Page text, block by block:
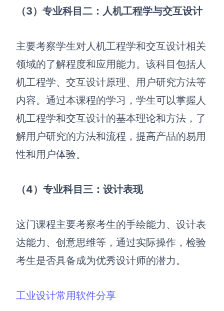
AI生成用户画像
AI生成波士顿矩阵
AI生成波特五力模型
AI生成4P营销理论模型
AI生成竞品分析
AI生成安索夫矩阵
AI生成Grow模型
AI生成PPT
AI写作
AI对话
AI生成简历
企业服务
私有化部署
管理功能定制 · 专业部署方案
用boardmix提升团队协作效率
（3）专业科目二：人机工程学与交互设计
主要考察学生对人机工程学和交互设计相关
领域的了解程度和应用能力。该科目包括人
机工程学、交互设计原理、用户研究方法等
内容。通过本课程的学习，学生可以掌握人
机工程学和交互设计的基本理论和方法，了
解用户研究的方法和流程，提高产品的易用
性和用户体验。
（4）专业科目三：设计表现
这门课程主要考察考生的手绘能力、设计表
达能力、创意思维等，通过实际操作，检验
考生是否具备成为优秀设计师的潜力。
工业设计常用软件分享